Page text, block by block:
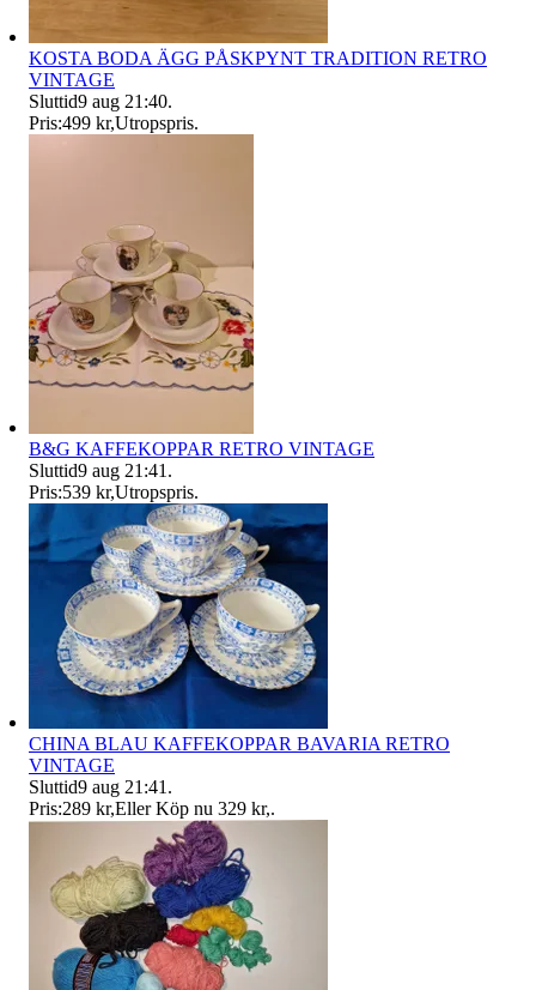
KOSTA BODA ÄGG PÅSKPYNT TRADITION RETRO
VINTAGE
Sluttid9 aug 21:40.
Pris:499 kr,Utropspris.
B&G KAFFEKOPPAR RETRO VINTAGE
Sluttid9 aug 21:41 .
Pris:539 kr,Utropspris.
CHINA BLAU KAFFEKOPPAR BAVARIA RETRO
VINTAGE
Sluttid9 aug 21:41 .
Pris:289 kr,Eller Köp nu 329 kr,.